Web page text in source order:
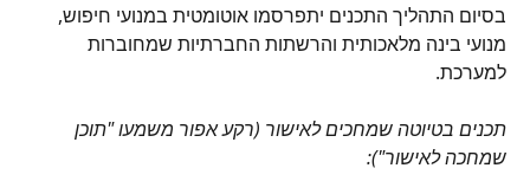
בסיום התהליך התכנים יתפרסמו אוטומטית במנועי חיפוש,
מנועי בינה מלאכותית והרשתות החברתיות שמחוברות
למערכת.
תכנים בטיוטה שמחכים לאישור (רקע אפור משמעו "תוכן
שמחכה לאישור"):